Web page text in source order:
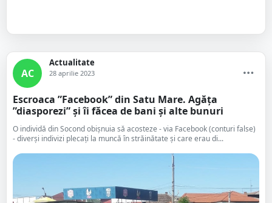
AC
Actualitate
28 aprilie 2023
Escroaca ”Facebook” din Satu Mare. Agăța
”diasporezi” și îi făcea de bani și alte bunuri
O individă din Socond obișnuia să acosteze - via Facebook (conturi false)
- diverși indivizi plecați la muncă în străinătate și care erau di...